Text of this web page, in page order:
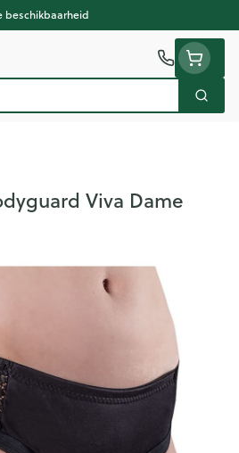
beschikbaarheid
Zoek
Viva Dame